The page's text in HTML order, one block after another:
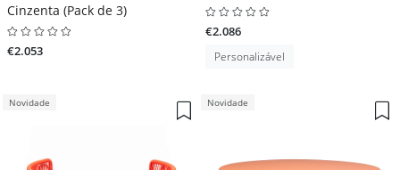
Cinzenta (Pack de 3)
€2.053
€2.086
Personalizável
Novidade Novidade